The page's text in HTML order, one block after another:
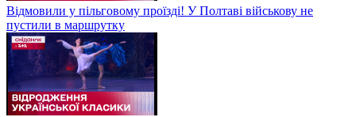
Відмовили у пільговому проїзді! У Полтаві військову не
пустили в маршрутку